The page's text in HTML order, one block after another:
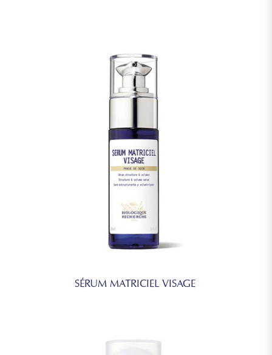
SÉRUM MATRICIEL VISAGE